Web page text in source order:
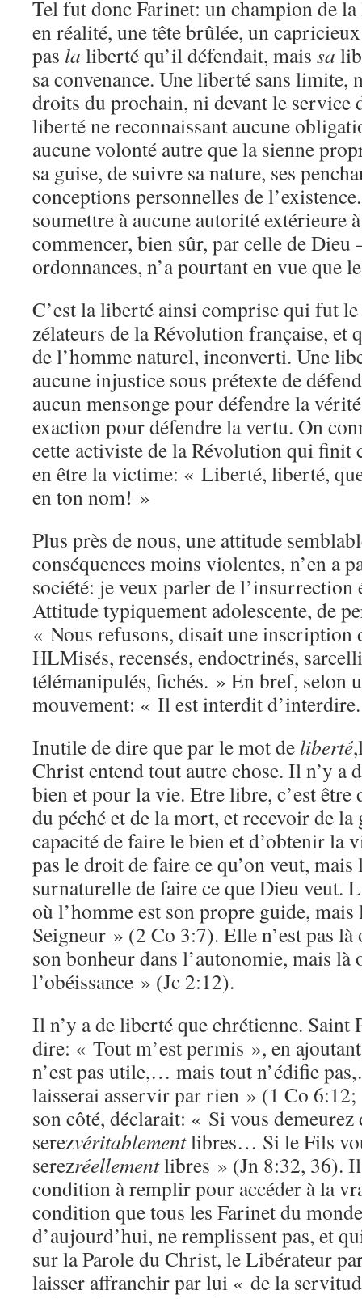
Tel fut donc Farinet: un champion de
en réalité, une tête brûlée, un
pas la liberté qu’il défendait, mais sa
sa convenance. Une liberté sans limite,
droits du prochain, ni devant le service
liberté ne reconnaissant aucune
aucune volonté autre que la sienne
sa guise, de suivre sa nature, ses
conceptions personnelles de
soumettre à aucune autorité extérieure
commencer, bien sûr, par celle de Dieu
ordonnances, n’a pourtant en vue que
C’est la liberté ainsi comprise qui fut le
zélateurs de la Révolution française, et
de l’homme naturel, inconverti. Une
aucune injustice sous prétexte de
aucun mensonge pour défendre la
exaction pour défendre la vertu. On
cette activiste de la Révolution qui finit
en être la victime: « Liberté, liberté,
en ton nom! »
Plus près de nous, une attitude
conséquences moins violentes, n’en a
société: je veux parler de l’insurrection
Attitude typiquement adolescente, de
« Nous refusons, disait une inscription
HLMisés, recensés, endoctrinés,
télémanipulés, fichés. » En bref, selon
mouvement: « Il est interdit
Inutile de dire que par le mot de liberté
Christ entend tout autre chose. Il n’y a
bien et pour la vie. Etre libre, c’est être
du péché et de la mort, et recevoir de la
capacité de faire le bien et d’obtenir la
pas le droit de faire ce qu’on veut,
surnaturelle de faire ce que Dieu veut.
où l’homme est son propre guide,
Seigneur » (2 Co 3:7). Elle n’est pas là
son bonheur dans l’autonomie, mais
l’obéissance » (Jc 2:12).
Il n’y a de liberté que chrétienne. Saint
dire: « Tout m’est permis », en
n’est pas utile,… mais tout n’édifie
laisserai asservir par rien » (1 Co
son côté, déclarait: « Si vous demeurez
serezvéritablementlibres… Si le Fils
serezréellementlibres » (Jn 8:32, 36).
condition à remplir pour accéder à la
condition que tous les Farinet du
d’aujourd’hui, ne remplissent pas, et
sur la Parole du Christ, le Libérateur
laisser affranchir par lui « de la